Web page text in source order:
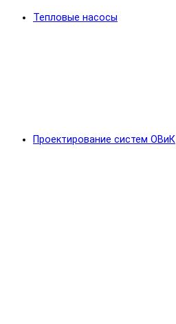
Тепловые насосы
Проектирование систем ОВиК